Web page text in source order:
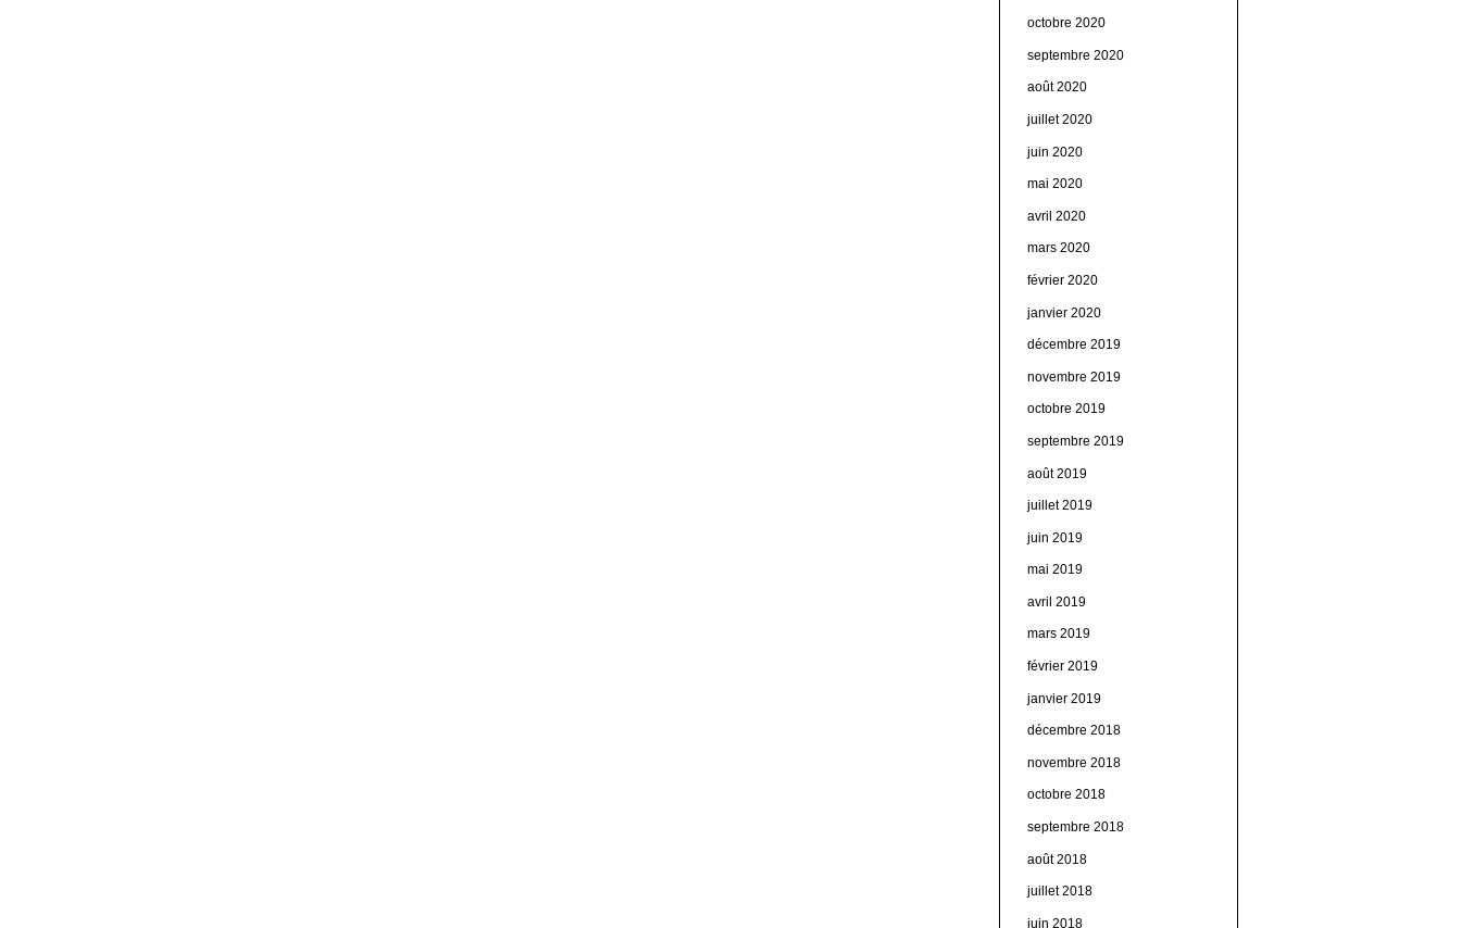
octobre 2020
septembre 2020
août 2020
juillet 2020
juin 2020
mai 2020
avril 2020
mars 2020
février 2020
janvier 2020
décembre 2019
novembre 2019
octobre 2019
septembre 2019
août 2019
juillet 2019
juin 2019
mai 2019
avril 2019
mars 2019
février 2019
janvier 2019
décembre 2018
novembre 2018
octobre 2018
septembre 2018
août 2018
juillet 2018
juin 2018